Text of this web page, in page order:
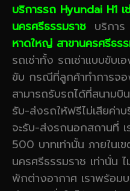
บริการรถ Hyundai H1
นครศรีธรรมราช บริการ
หาดใหญ่ สาขานครศรีธร
รถเช่าทั้ง รถเช่าแบบขับเ
ขับ กรณีที่ลูกค้าทำการจอ
สามารถรับรถได้ที่สนามบิ
รับ-ส่งรถให้ฟรีไม่เสียค่า
จะรับ-ส่งรถนอกสถานที่ เ
500 บาทเท่านั้น ภายในเ
นครศรีธรรมราช เท่านั่น
พักต่างอากาศ เราพร้อม